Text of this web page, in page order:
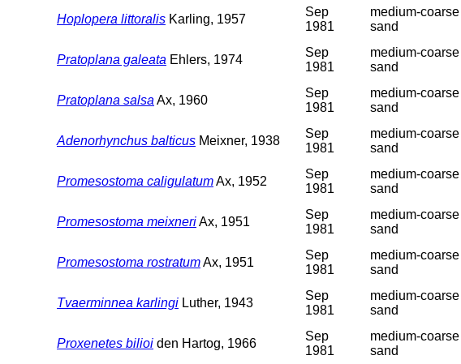
Hoplopera littoralis Karling, 1957
Sep
1981
medium-coarse
sand
Pratoplana galeata Ehlers, 1974
Sep
1981
medium-coarse
sand
Pratoplana salsa Ax, 1960
Sep
1981
medium-coarse
sand
Adenorhynchus balticus Meixner, 1938
Sep
1981
medium-coarse
sand
Promesostoma caligulatumAx, 1952
Sep
1981
medium-coarse
sand
Promesostoma meixneriAx, 1951
Sep
1981
medium-coarse
sand
Promesostoma rostratumAx, 1951
Sep
1981
medium-coarse
sand
Tvaerminnea karlingi Luther, 1943
Sep
1981
medium-coarse
sand
Proxenetes bilioi den Hartog, 1966
Sep
1981
medium-coarse
sand